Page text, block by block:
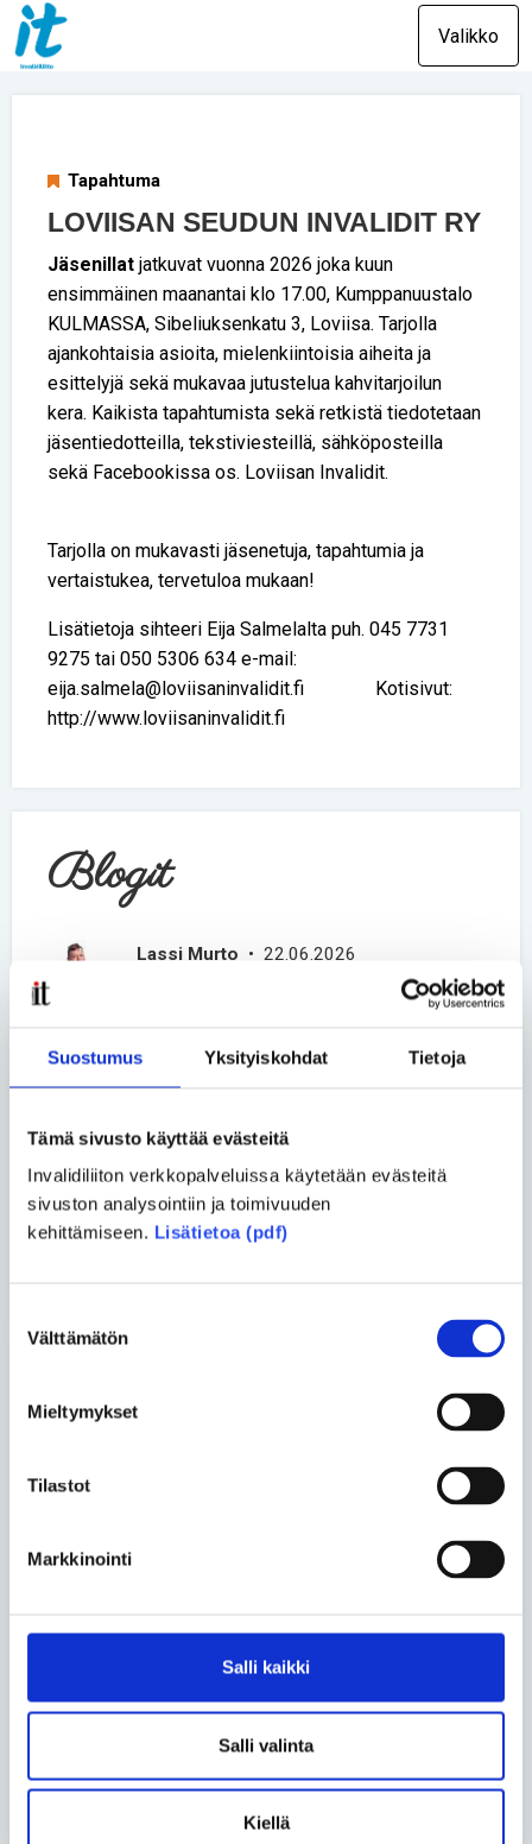
Suostumus Yksityiskohdat Tietoja
Tämä sivusto käyttää evästeitä
Invalidiliiton verkkopalveluissa käytetään evästeitä
sivuston analysointiin ja toimivuuden
kehittämiseen. Lisätietoa (pdf)
valinta
Välttämätön
Mieltymykset
Tilastot
Markkinointi
Salli kaikki
Salli valinta
Kiellä
Valikko
Tapahtuma
LOVIISAN SEUDUN INVALIDIT RY
Jäsenillat jatkuvat vuonna 2026 joka kuun
ensimmäinen maanantai klo 17.00, Kumppanuustalo
KULMASSA, Sibeliuksenkatu 3, Loviisa. Tarjolla
ajankohtaisia asioita, mielenkiintoisia aiheita ja
esittelyjä sekä mukavaa jutustelua kahvitarjoilun
kera. Kaikista tapahtumista sekä retkistä tiedotetaan
jäsentiedotteilla, tekstiviesteillä, sähköposteilla
sekä Facebookissa os. Loviisan Invalidit.
Tarjolla on mukavasti jäsenetuja, tapahtumia ja
vertaistukea, tervetuloa mukaan!
Lisätietoja sihteeri Eija Salmelalta puh. 045 7731
9275 tai 050 5306 634 e-mail:
eija.salmela@loviisaninvalidit.fi Kotisivut:
http://www.loviisaninvalidit.fi
Blogit
Lassi Murto • 22.06.2026
Harvinainen sairaus ei tee
kansalaista
Liukkonen• 02.06.2026
Vertaiskeskustelu – Päivä
kerrallaan
Henna Oksasesta tuli neulekirjailija
Turvakodin tulisi auttaa myös
vammaisia ihmisiä
rauhan kivusta huolimatta